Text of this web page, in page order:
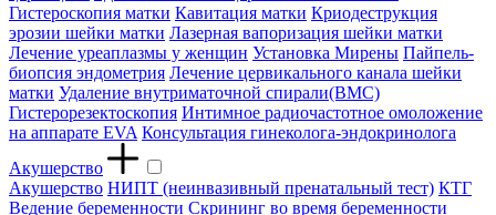
Гистероскопия матки Кавитация матки Криодеструкция
эрозии шейки матки Лазерная вапоризация шейки матки
Лечение уреаплазмы у женщин Установка Мирены Пайпель-
биопсия эндометрия Лечение цервикального канала шейки
матки Удаление внутриматочной спирали(ВМС)
Гистерорезектоскопия Интимное радиочастотное омоложение
на аппарате EVA Консультация гинеколога-эндокринолога
Акушерство
Акушерство НИПТ (неинвазивный пренатальный тест) КТГ
Ведение беременности Скрининг во время беременности